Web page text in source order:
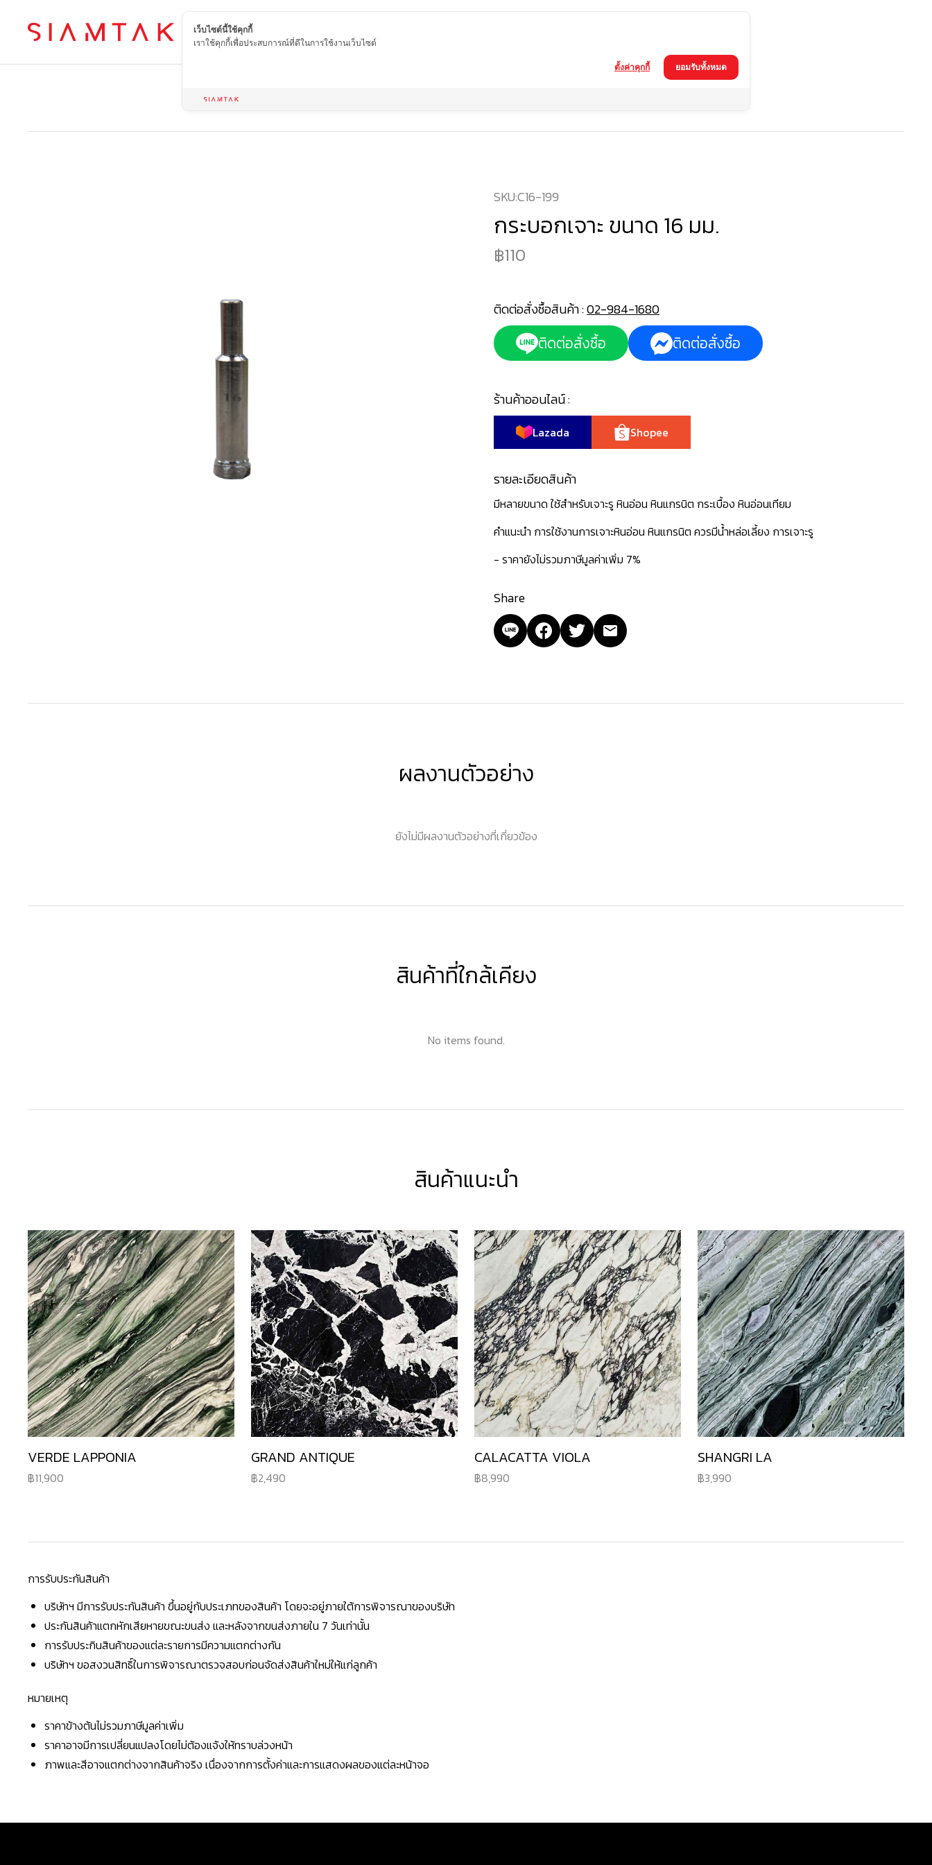
TH
SKU:C16-199
กระบอกเจาะ ขนาด 16 มม.
110
ติดต่อสั่งซื้อสินค้า :02-984-1680
ติดต่อสั่งซื้อ ติดต่อสั่งซื้อ
ร้านค้าออนไลน์ :
Lazada Shopee
รายละเอียดสินค้า
มีหลายขนาด ใช้สำหรับเจาะรู หินอ่อน หินแกรนิต กระเบื้อง หินอ่อนเทียม
คำแนะนำ การใช้งานการเจาะหินอ่อน หินแกรนิต ควรมีน้ำหล่อเลี้ยง การเจาะรู
- ราคายังไม่รวมภาษีมูลค่าเพิ่ม 7%
Share
ผลงานตัวอย่าง
ยังไม่มีผลงานตัวอย่างที่เกี่ยวข้อง
สินค้าที่ใกล้เคียง
No items found.
สินค้าแนะนำ
VERDE LAPPONIA
11,900
GRAND ANTIQUE
2,490
CALACATTA VIOLA
8,990
SHANGRI LA
3,990
การรับประกันสินค้า
บริษัทฯ มีการรับประกันสินค้า ขึ้นอยู่กับประเภทของสินค้า โดยจะอยู่ภายใต้การพิจารณาของบริษัท
ประกันสินค้าแตกหักเสียหายขณะขนส่ง และหลังจากขนส่งภายใน 7 วันเท่านั้น
การรับประกินสินค้าของแต่ละรายการมีความแตกต่างกัน
บริษัทฯ ขอสงวนสิทธิ์ในการพิจารณาตรวจสอบก่อนจัดส่งสินค้าใหม่ให้แก่ลูกค้า
หมายเหตุ
ราคาข้างต้นไม่รวมภาษีมูลค่าเพิ่ม
ราคาอาจมีการเปลี่ยนแปลงโดยไม่ต้องแจ้งให้ทราบล่วงหน้า
ภาพและสีอาจแตกต่างจากสินค้าจริง เนื่องจากการตั้งค่าและการแสดงผลของแต่ละหน้าจอ
เว็บไซต์นี้ใช้คุกกี้
เราใช้คุกกี้เพื่อประสบการณ์ที่ดีในการใช้งานเว็บไซต์
ยอมรับทั้งหมด
ตั้งค่าคุกกี้